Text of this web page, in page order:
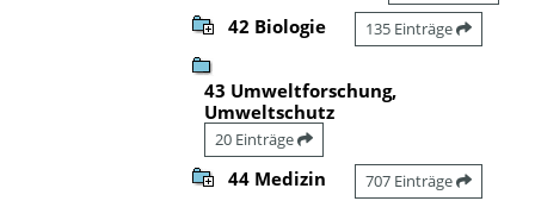
42 Biologie 135 Einträge
43 Umweltforschung,
Umweltschutz
20 Einträge
44 Medizin 707 Einträge